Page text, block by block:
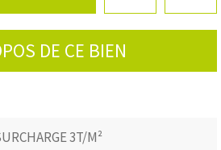
www.georisques.gouv.fr
DE CE BIEN
3T/M²